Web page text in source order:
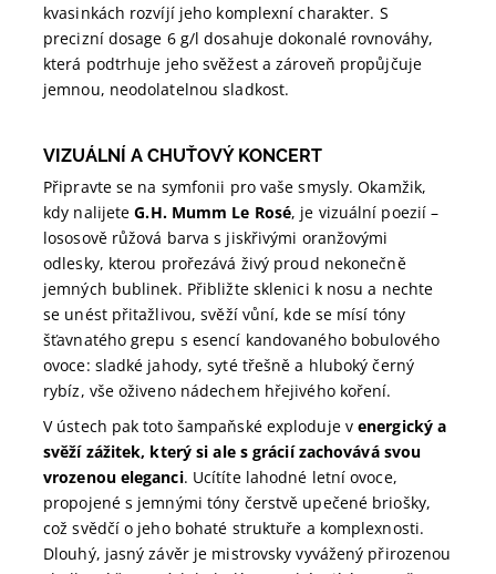
kvasinkách rozvíjí jeho komplexní charakter. S
precizní dosage 6 g/l dosahuje dokonalé rovnováhy,
která podtrhuje jeho svěžest a zároveň propůjčuje
jemnou, neodolatelnou sladkost.
VIZUÁLNÍ A CHUŤOVÝ KONCERT
Připravte se na symfonii pro vaše smysly. Okamžik,
kdy nalijeteG.H. Mumm Le Rosé, je vizuální poezií –
lososově růžová barva s jiskřivými oranžovými
odlesky, kterou prořezává živý proud nekonečně
jemných bublinek. Přibližte sklenici k nosu a nechte
se unést přitažlivou, svěží vůní, kde se mísí tóny
šťavnatého grepu s esencí kandovaného bobulového
ovoce: sladké jahody, syté třešně a hluboký černý
rybíz, vše oživeno nádechem hřejivého koření.
V ústech pak toto šampaňské exploduje v energický a
svěží zážitek, který si ale s grácií zachovává svou
vrozenou eleganci. Ucítíte lahodné letní ovoce,
propojené s jemnými tóny čerstvě upečené briošky,
což svědčí o jeho bohaté struktuře a komplexnosti.
Dlouhý, jasný závěr je mistrovsky vyvážený přirozenou